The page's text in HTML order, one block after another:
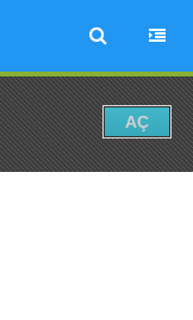
AÇ